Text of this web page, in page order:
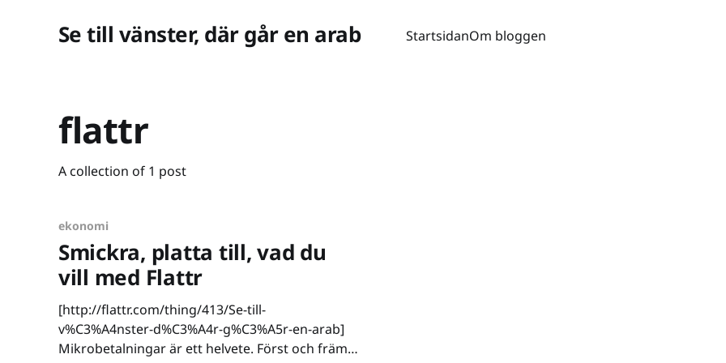
Se till vänster, där går en arab StartsidanOm bloggen
flattr
A collection of 1 post
ekonomi
Smickra, platta till, vad du
vill med Flattr
[http://flattr.com/thing/413/Se-till-
v%C3%A4nster-d%C3%A4r-g%C3%A5r-en-arab]
Mikrobetalningar är ett helvete. Först och främst